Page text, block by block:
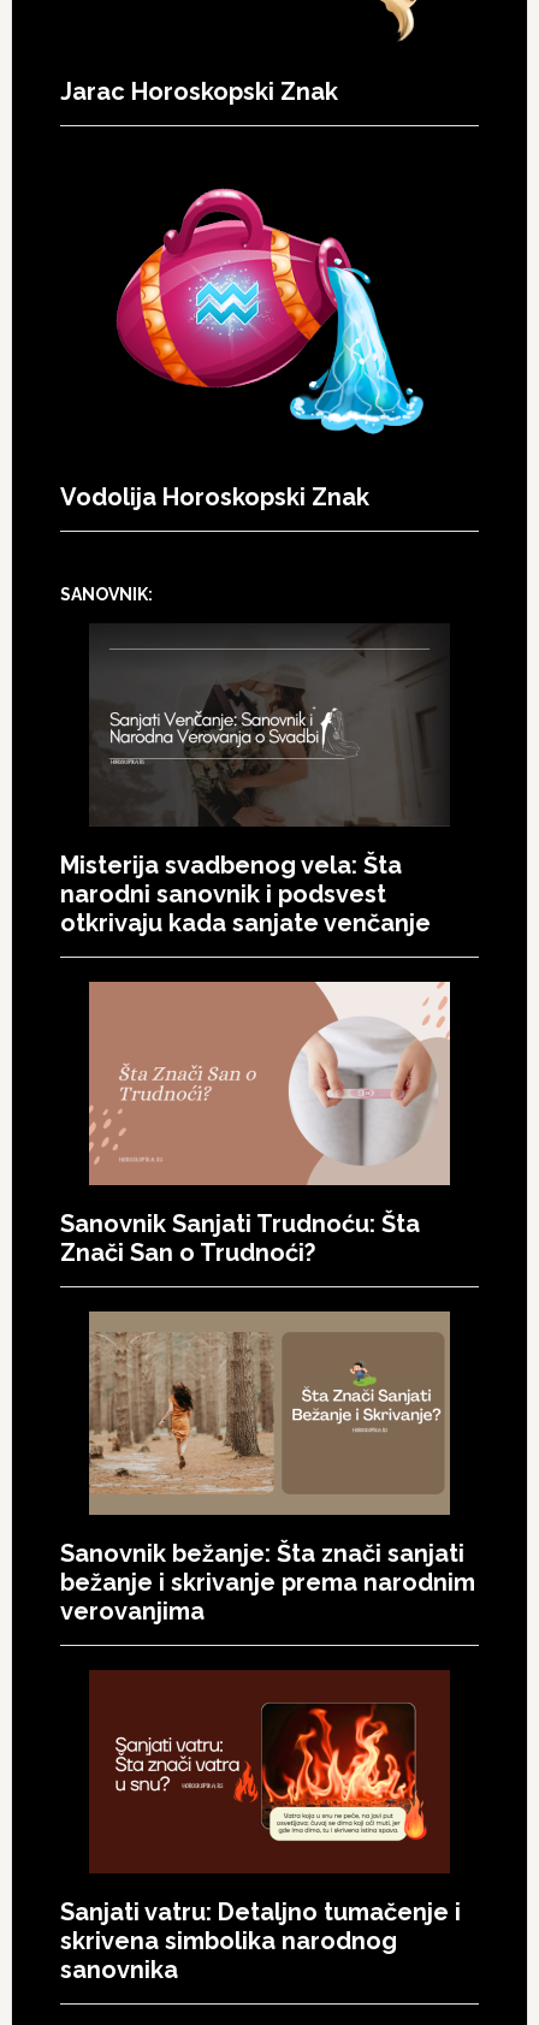
Jarac Horoskopski Znak
Vodolija Horoskopski Znak
SANOVNIK:
Misterija svadbenog vela: Šta
narodni sanovnik i podsvest
otkrivaju kada sanjate venčanje
Sanovnik Sanjati Trudnoću: Šta
Znači San o Trudnoći?
Sanovnik bežanje: Šta znači sanjati
bežanje i skrivanje prema narodnim
verovanjima
Sanjati vatru: Detaljno tumačenje i
skrivena simbolika narodnog
sanovnika